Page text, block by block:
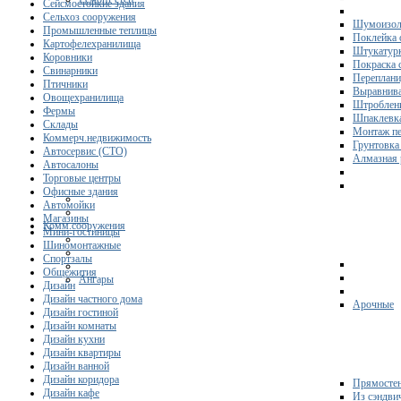
Поклейка
Покраска
Монтаж
Грунтовка
Алмазная
Комм.сооружения
Ангары
Арочные
Из
Сейсмостойкие здания
Сельхоз сооружения
Промышленные теплицы
Картофелехранилища
Коровники
Свинарники
Птичники
Овощехранилища
Фермы
Склады
Коммерч.недвижимость
Автосервис (СТО)
Автосалоны
Торговые центры
Офисные здания
Автомойки
Магазины
Мини-гостиницы
Шиномонтажные
Спортзалы
Общежития
Дизайн
Дизайн частного дома
Дизайн гостиной
Дизайн комнаты
Дизайн кухни
Дизайн квартиры
Дизайн ванной
Дизайн коридора
Дизайн кафе